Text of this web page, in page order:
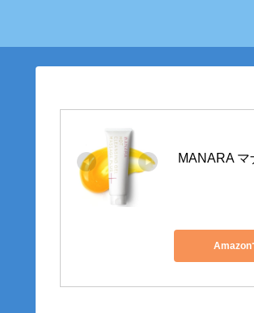
MANARA
Amazon